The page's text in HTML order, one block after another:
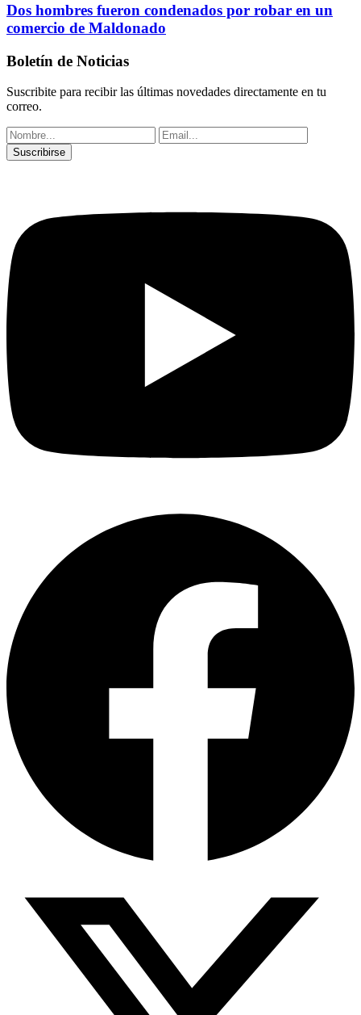
Dos hombres fueron condenados por robar en un
comercio de Maldonado
Boletín de Noticias
Suscribite para recibir las últimas novedades directamente en tu
correo.
Suscribirse